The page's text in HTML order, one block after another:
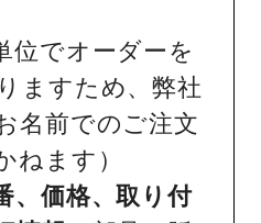
位でオーダーを
ますため、弊社
名前でのご注文
ねます）
、価格、取り付